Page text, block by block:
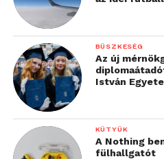
BÜSZKESÉG
Az új
István
KÜTYÜK
A Nothing
fülhallgatót